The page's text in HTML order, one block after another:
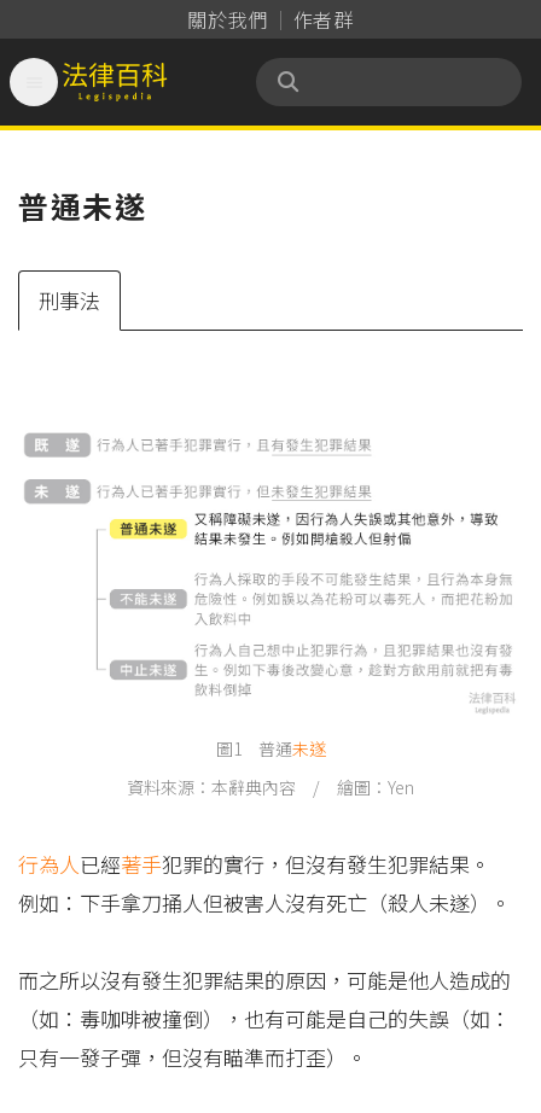
關於我們 作者群
法律百科 Legispedia
普通未遂
刑事法
圖1 普通未遂
資料來源：本辭典內容 / 繪圖：Yen
行為人已經著手犯罪的實行，但沒有發生犯罪結果。
例如：下手拿刀捅人但被害人沒有死亡（殺人未遂）。
而之所以沒有發生犯罪結果的原因，可能是他人造成的
（如：毒咖啡被撞倒），也有可能是自己的失誤（如：
只有一發子彈，但沒有瞄準而打歪）。